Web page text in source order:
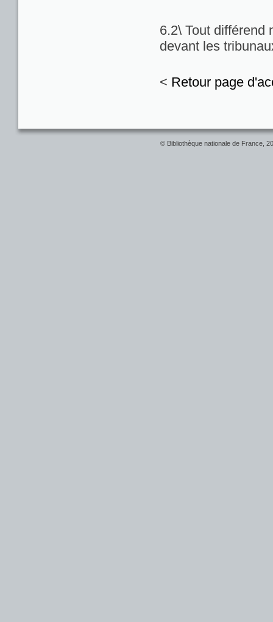
6.2\ Tout différend
devant les
< Retour page
© Bibliothèque nationale de France,